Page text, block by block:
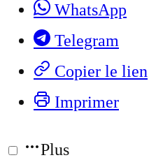
WhatsApp
Telegram
Copier le lien
Imprimer
Plus